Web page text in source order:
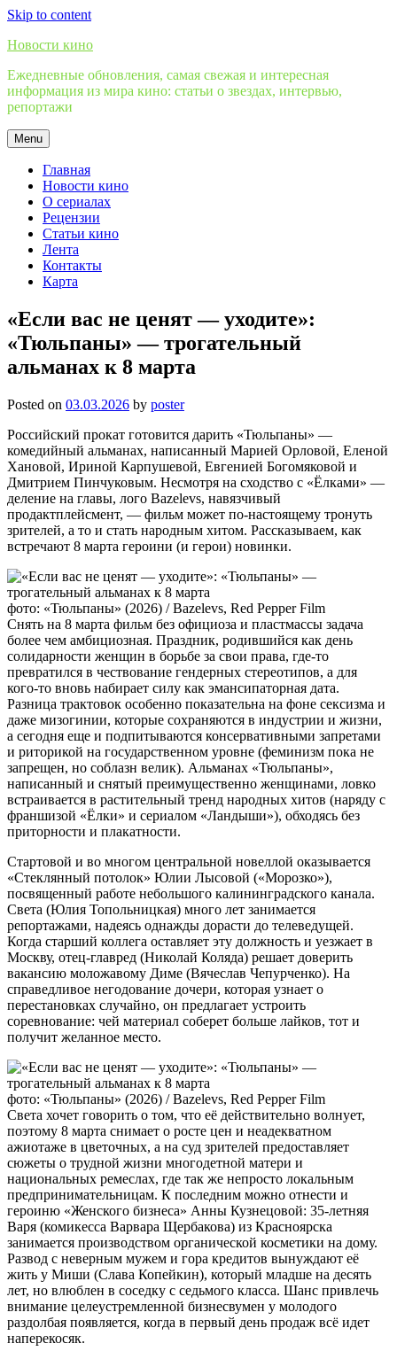
Skip to content
Новости кино
Ежедневные обновления, самая свежая и интересная
информация из мира кино: статьи о звездах, интервью,
репортажи
Menu
Главная
Новости кино
О сериалах
Рецензии
Статьи кино
Лента
Контакты
Карта
«Если вас не ценят — уходите»:
«Тюльпаны» — трогательный
альманах к 8 марта
Posted on 03.03.2026 by poster
Российский прокат готовится дарить «Тюльпаны» —
комедийный альманах, написанный Марией Орловой, Еленой
Хановой, Ириной Карпушевой, Евгенией Богомяковой и
Дмитрием Пинчуковым. Несмотря на сходство с «Ёлками» —
деление на главы, лого Bazelevs, навязчивый
продактплейсмент, — фильм может по-настоящему тронуть
зрителей, а то и стать народным хитом. Рассказываем, как
встречают 8 марта героини (и герои) новинки.
фото: «Тюльпаны» (2026) / Bazelevs, Red Pepper Film
Снять на 8 марта фильм без официоза и пластмассы задача
более чем амбициозная. Праздник, родившийся как день
солидарности женщин в борьбе за свои права, где-то
превратился в чествование гендерных стереотипов, а для
кого-то вновь набирает силу как эмансипаторная дата.
Разница трактовок особенно показательна на фоне сексизма и
даже мизогинии, которые сохраняются в индустрии и жизни,
а сегодня еще и подпитываются консервативными запретами
и риторикой на государственном уровне (феминизм пока не
запрещен, но соблазн велик). Альманах «Тюльпаны»,
написанный и снятый преимущественно женщинами, ловко
встраивается в растительный тренд народных хитов (наряду с
франшизой «Ёлки» и сериалом «Ландыши»), обходясь без
приторности и плакатности.
Стартовой и во многом центральной новеллой оказывается
«Стеклянный потолок» Юлии Лысовой («Морозко»),
посвященный работе небольшого калининградского канала.
Света (Юлия Топольницкая) много лет занимается
репортажами, надеясь однажды дорасти до телеведущей.
Когда старший коллега оставляет эту должность и уезжает в
Москву, отец-главред (Николай Коляда) решает доверить
вакансию моложавому Диме (Вячеслав Чепурченко). На
справедливое негодование дочери, которая узнает о
перестановках случайно, он предлагает устроить
соревнование: чей материал соберет больше лайков, тот и
получит желанное место.
фото: «Тюльпаны» (2026) / Bazelevs, Red Pepper Film
Света хочет говорить о том, что её действительно волнует,
поэтому 8 марта снимает о росте цен и неадекватном
ажиотаже в цветочных, а на суд зрителей предоставляет
сюжеты о трудной жизни многодетной матери и
национальных ремеслах, где так же непросто локальным
предпринимательницам. К последним можно отнести и
героиню «Женского бизнеса» Анны Кузнецовой: 35-летняя
Варя (комикесса Варвара Щербакова) из Красноярска
занимается производством органической косметики на дому.
Развод с неверным мужем и гора кредитов вынуждают её
жить у Миши (Слава Копейкин), который младше на десять
лет, но влюблен в соседку с седьмого класса. Шанс привлечь
внимание целеустремленной бизнесвумен у молодого
раздолбая появляется, когда в первый день продаж всё идет
наперекосяк.